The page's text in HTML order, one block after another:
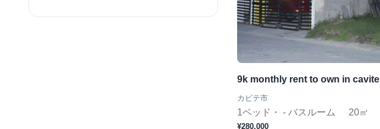
9k monthly rent to own in cavite
カビテ市
1ベッド・ - バスルーム 20㎡
¥280,000